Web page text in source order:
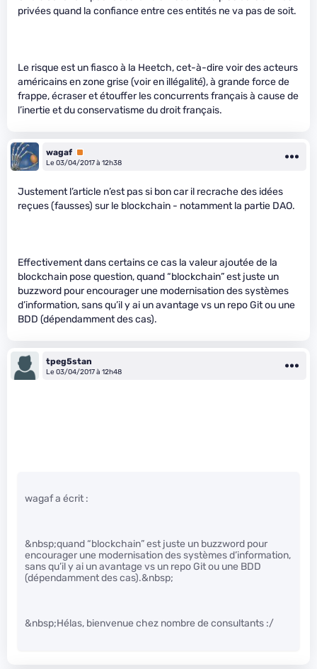
privées quand la confiance entre ces entités ne va pas de soit.
Le risque est un fiasco à la Heetch, cet-à-dire voir des acteurs
américains en zone grise (voir en illégalité), à grande force de
frappe, écraser et étouffer les concurrents français à cause de
l’inertie et du conservatisme du droit français.
wagaf Premium
Le 03/04/2017 à 12h38
Justement l’article n’est pas si bon car il recrache des idées
reçues (fausses) sur le blockchain - notamment la partie DAO.
Effectivement dans certains ce cas la valeur ajoutée de la
blockchain pose question, quand “blockchain” est juste un
buzzword pour encourager une modernisation des systèmes
d’information, sans qu’il y ai un avantage vs un repo Git ou une
BDD (dépendamment des cas).
tpeg5stan
Le 03/04/2017 à 12h48
wagaf a écrit :
&nbsp;quand “blockchain” est juste un buzzword pour
encourager une modernisation des systèmes d’information,
sans qu’il y ai un avantage vs un repo Git ou une BDD
(dépendamment des cas).&nbsp;
&nbsp;Hélas, bienvenue chez nombre de consultants :/